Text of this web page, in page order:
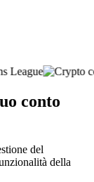
conto
del
della